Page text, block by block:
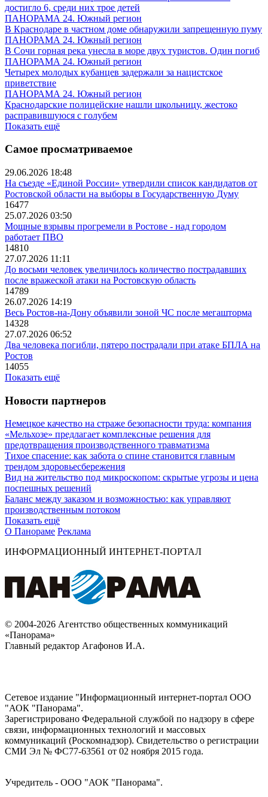
достигло 6, среди них трое детей
ПАНОРАМА 24. Южный регион
В Краснодаре в частном доме обнаружили запрещенную пуму
ПАНОРАМА 24. Южный регион
В Сочи горная река унесла в море двух туристов. Один погиб
ПАНОРАМА 24. Южный регион
Четырех молодых кубанцев задержали за нацистское
приветствие
ПАНОРАМА 24. Южный регион
Краснодарские полицейские нашли школьницу, жестоко
расправившуюся с голубем
Показать ещё
Самое просматриваемое
29.06.2026 18:48
На съезде «Единой России» утвердили список кандидатов от
Ростовской области на выборы в Государственную Думу
16477
25.07.2026 03:50
Мощные взрывы прогремели в Ростове - над городом
работает ПВО
14810
27.07.2026 11:11
До восьми человек увеличилось количество пострадавших
после вражеской атаки на Ростовскую область
14789
26.07.2026 14:19
Весь Ростов-на-Дону объявили зоной ЧС после мегашторма
14328
27.07.2026 06:52
Два человека погибли, пятеро пострадали при атаке БПЛА на
Ростов
14055
Показать ещё
Новости партнеров
Немецкое качество на страже безопасности труда: компания
«Мельхозе» предлагает комплексные решения для
предотвращения производственного травматизма
Тихое спасение: как забота о спине становится главным
трендом здоровьесбережения
Вид на жительство под микроскопом: скрытые угрозы и цена
поспешных решений
Баланс между заказом и возможностью: как управляют
производственным потоком
Показать ещё
О Панораме Реклама
ИНФОРМАЦИОННЫЙ ИНТЕРНЕТ-ПОРТАЛ
© 2004-2026 Агентство общественных коммуникаций
«Панорама»
Главный редактор Агафонов И.А.
Сетевое издание "Информационный интернет-портал ООО
"АОК "Панорама".
Зарегистрировано Федеральной службой по надзору в сфере
связи, информационных технологий и массовых
коммуникаций (Роскомнадзор). Cвидетельство о регистрации
СМИ Эл № ФС77-63561 от 02 ноября 2015 года.
Учредитель - ООО "АОК "Панорама".